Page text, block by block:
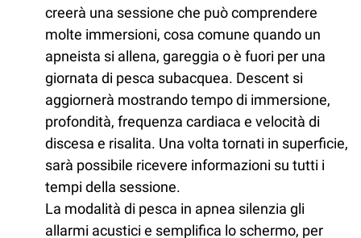
creerà una sessione che può comprendere
molte immersioni, cosa comune quando un
apneista si allena, gareggia o è fuori per una
giornata di pesca subacquea. Descent si
aggiornerà mostrando tempo di immersione,
profondità, frequenza cardiaca e velocità di
discesa e risalita. Una volta tornati in superficie,
sarà possibile ricevere informazioni su tutti i
tempi della sessione.
La modalità di pesca in apnea silenzia gli
allarmi acustici e semplifica lo schermo, per